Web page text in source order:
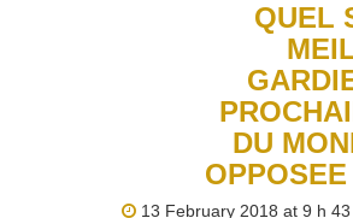
QUEL
DU
OPPOSEE
13 February 2018 at 9 h 43